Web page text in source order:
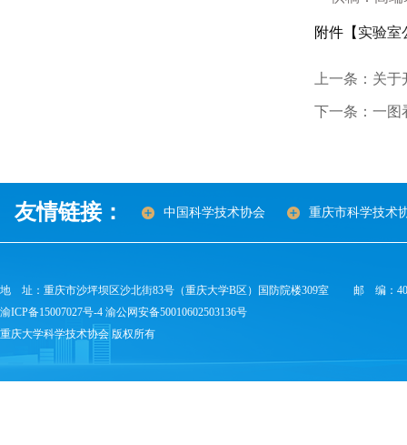
附件【 实验室
上一条：关
下一条：一图
友情链接： 中国科学技术协会 重庆市科学技术
地 址：重庆市沙坪坝区沙北街83号（重庆大学B区）国防院楼309室 邮 编：
渝ICP备15007027号-4 渝公网安备50010602503136号
重庆大学科学技术协会 版权所有